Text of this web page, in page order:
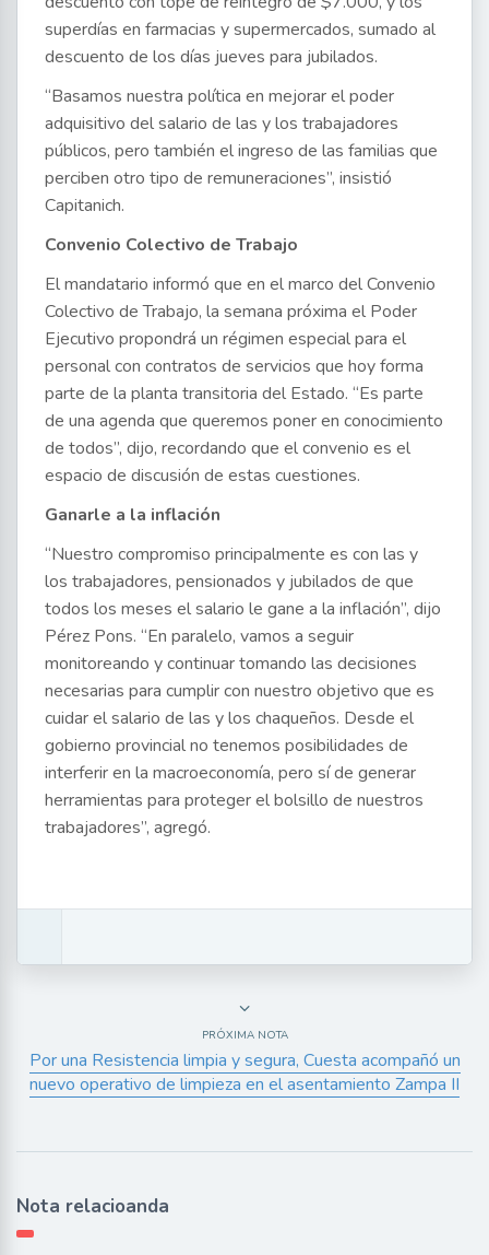
superdías en farmacias y supermercados, sumado al
descuento de los días jueves para jubilados.
“Basamos nuestra política en mejorar el poder
adquisitivo del salario de las y los trabajadores
públicos, pero también el ingreso de las familias que
perciben otro tipo de remuneraciones”, insistió
Capitanich.
Convenio Colectivo de Trabajo
El mandatario informó que en el marco del Convenio
Colectivo de Trabajo, la semana próxima el Poder
Ejecutivo propondrá un régimen especial para el
personal con contratos de servicios que hoy forma
parte de la planta transitoria del Estado. “Es parte
de una agenda que queremos poner en conocimiento
de todos”, dijo, recordando que el convenio es el
espacio de discusión de estas cuestiones.
Ganarle a la inflación
“Nuestro compromiso principalmente es con las y
los trabajadores, pensionados y jubilados de que
todos los meses el salario le gane a la inflación”, dijo
Pérez Pons. “En paralelo, vamos a seguir
monitoreando y continuar tomando las decisiones
necesarias para cumplir con nuestro objetivo que es
cuidar el salario de las y los chaqueños. Desde el
gobierno provincial no tenemos posibilidades de
interferir en la macroeconomía, pero sí de generar
herramientas para proteger el bolsillo de nuestros
trabajadores”, agregó.
PRÓXIMA NOTA
Por una Resistencia limpia y segura, Cuesta acompañó un
nuevo operativo de limpieza en el asentamiento Zampa II
Nota relacioanda